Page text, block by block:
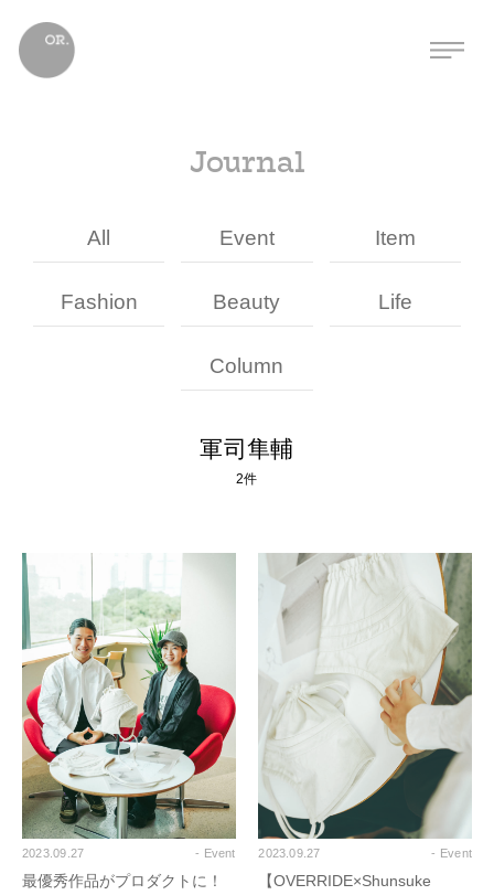
Journal
All Event Item
Fashion Beauty Life
Column
軍司隼輔
2件
2023.09.27 - Event
最優秀作品がプロダクトに！
2023.09.27 - Event
【OVERRIDE×Shunsuke